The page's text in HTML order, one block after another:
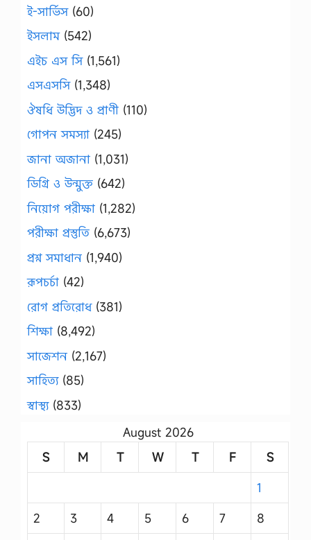
ই-সার্ভিস(60)
ইসলাম(542)
এইচ এস সি(1,561)
এসএসসি(1,348)
ঔষধি উদ্ভিদ ও প্রাণী (110)
গোপন সমস্যা (245)
জানা অজানা (1,031)
ডিগ্রি ও উন্মুক্ত (642)
নিয়োগ পরীক্ষা (1,282)
পরীক্ষা প্রস্তুতি (6,673)
প্রশ্ন সমাধান (1,940)
রূপচর্চা (42)
রোগ প্রতিরোধ(381)
শিক্ষা (8,492)
সাজেশন (2,167)
সাহিত্য(85)
স্বাস্থ্য(833)
August 2026
S
M T W T F
S
1
2
3 4 5 6 7 8